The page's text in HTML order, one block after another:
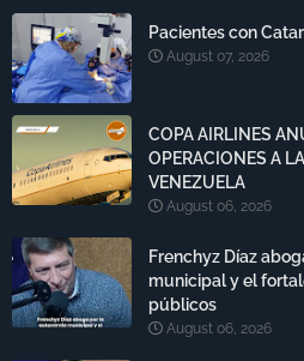
Pacientes con
August 07, 2026
COPA AIRLINES
OPERACIONES A
VENEZUELA
August 06, 2026
Frenchyz Díaz
municipal y el
públicos
August 06, 2026